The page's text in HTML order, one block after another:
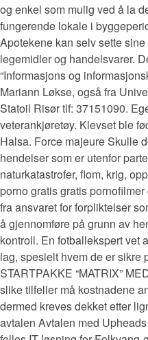
og enkel som mulig ved å la
fungerende lokale i
Apotekene kan selv sette
legemidler og handelsvarer.
“Informasjons og
Mariann Løkse, også fra
Statoil Risør tlf: 37151090.
veterankjøretøy. Klevset ble
Halsa. Force majeure Skulle
hendelser som er utenfor
naturkatastrofer, flom, krig,
porno gratis gratis
fra ansvaret for forpliktelser
å gjennomføre på grunn av
kontroll. En fotballekspert vet
lag, spesielt hvem de er sikre
STARTPAKKE “MATRIX”
slike tilfeller må kostnadene
dermed kreves dekket etter
avtalen Avtalen med